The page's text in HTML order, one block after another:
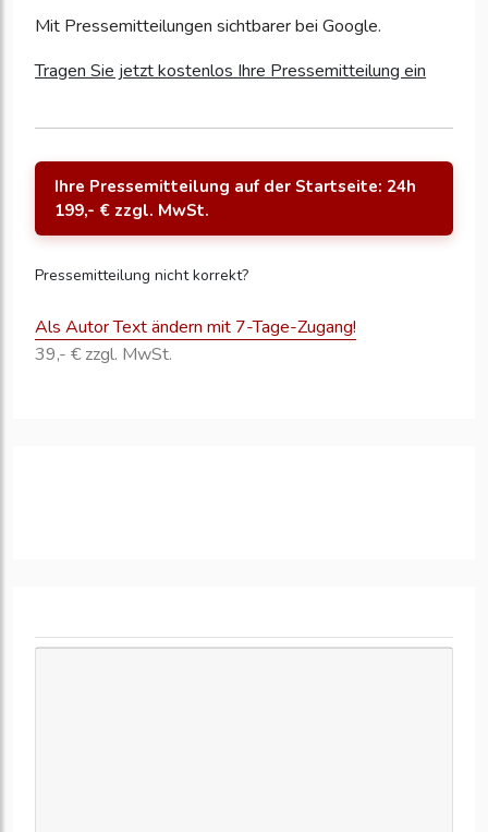
Mit Pressemitteilungen sichtbarer bei Google.
Tragen Sie jetzt kostenlos Ihre Pressemitteilung ein
Ihre Pressemitteilung auf der Startseite: 24h
199,- € zzgl. MwSt.
Pressemitteilung nicht korrekt?
Als Autor Text ändern mit 7-Tage-Zugang!
39,- € zzgl. MwSt.